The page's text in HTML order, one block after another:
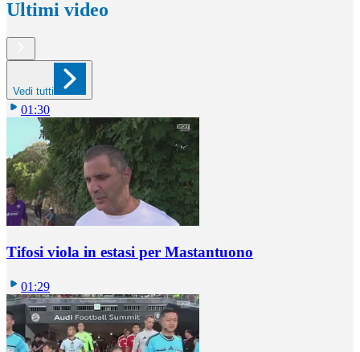
Ultimi video
Vedi tutti
01:30
Tifosi viola in estasi per Mastantuono
01:29